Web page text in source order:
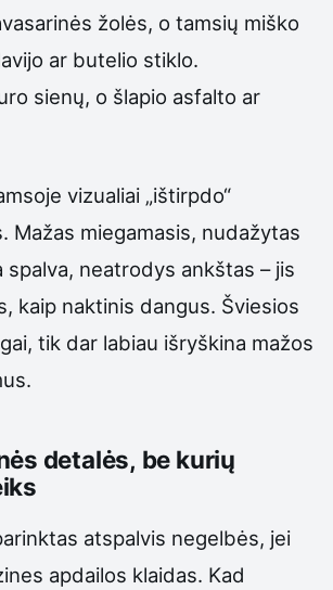
žolės, o tamsių miško
ar butelio stiklo.
sienų, o šlapio asfalto ar
vizualiai „ištirpdo“
Mažas miegamasis, nudažytas
spalva, neatrodys ankštas – jis
kaip naktinis dangus. Šviesios
tik dar labiau išryškina mažos
detalės, be kurių
atspalvis negelbės, jei
apdailos klaidas. Kad